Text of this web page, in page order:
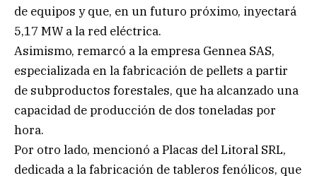
de equipos y que, en un futuro próximo, inyectará
5,17 MW a la red eléctrica.
Asimismo, remarcó a la empresa Gennea SAS,
especializada en la fabricación de pellets a partir
de subproductos forestales, que ha alcanzado una
capacidad de producción de dos toneladas por
hora.
Por otro lado, mencionó a Placas del Litoral SRL,
dedicada a la fabricación de tableros fenólicos, que